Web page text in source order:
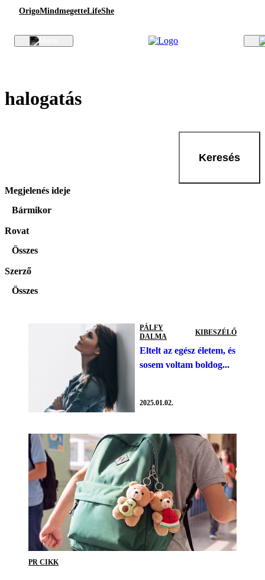
OrigoMindmegetteLifeShe
halogatás
Keresés
Megjelenés ideje
Bármikor
Rovat
Összes
Szerző
Összes
PÁLFY
DALMA
KIBESZÉLŐ
Eltelt az egész életem, és
sosem voltam boldog...
2025.01.02.
PR CIKK